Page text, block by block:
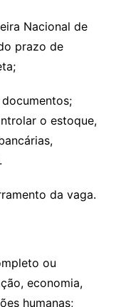
Nacional de
prazo de
o estoque,
da vaga.
ou
economia,
humanas;